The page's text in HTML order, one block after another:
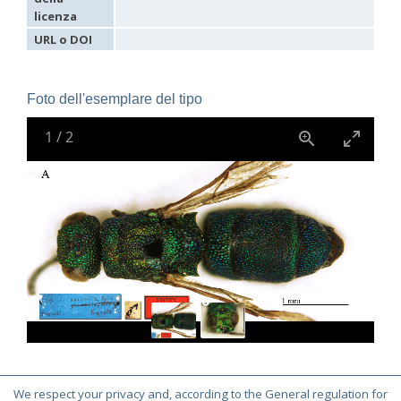
We respect your privacy and, according to the General regulation for
Holopyga janthina
Holopyga luzulina
Parnopes denticulatus
Parnopes fischeriSpinola, 1838
licenza
URL o DOI
Foto dell'esemplare del tipo
1 /2